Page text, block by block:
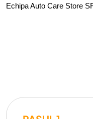
Echipa Auto Care Store